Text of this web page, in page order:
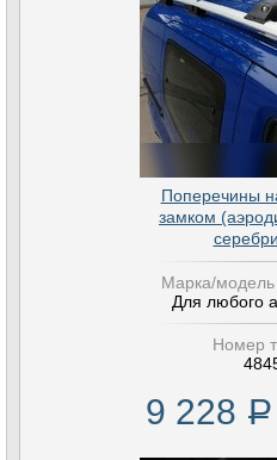
Поперечины
замком
Марка/
Для любого
Номер
9 228 Р